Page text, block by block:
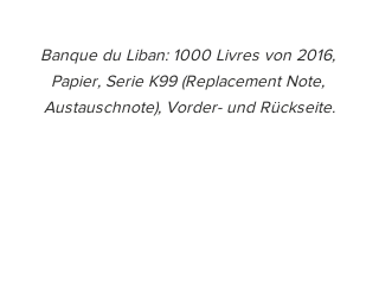
Banque du Liban: 1000 Livres von 2016,
Papier, Serie K99 (Replacement Note,
Austauschnote), Vorder- und Rückseite.